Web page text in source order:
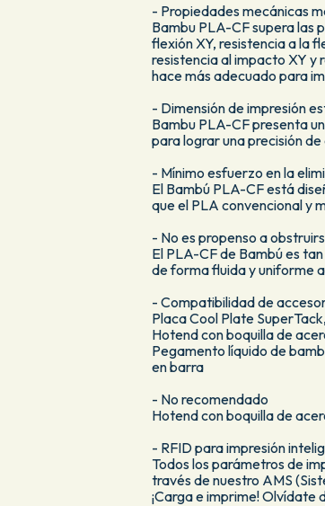
- Propiedades mecánicas
Bambu PLA-CF supera las
flexión XY, resistencia a la
resistencia al impacto XY y
hace más adecuado para
- Dimensión de impresión
Bambu PLA-CF presenta
para lograr una precisión
- Mínimo esfuerzo en la
El Bambú PLA-CF está
que el PLA convencional y
- No es propenso a
El PLA-CF de Bambú es
de forma fluida y uniforme
- Compatibilidad de
Placa Cool Plate
Hotend con boquilla de
Pegamento líquido de
en barra
- No recomendado
Hotend con boquilla de
- RFID para impresión
Todos los parámetros de
través de nuestro AMS
¡Carga e imprime! Olvídate